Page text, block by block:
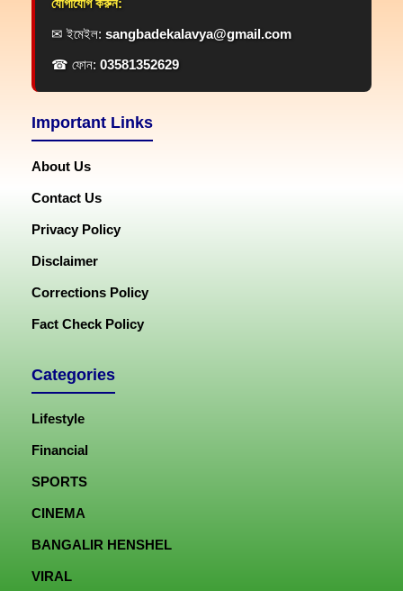
যোগাযোগ করুন:
✉ ইমেইল: sangbadekalavya@gmail.com
☎ ফোন: 03581352629
Important Links
About Us
Contact Us
Privacy Policy
Disclaimer
Corrections Policy
Fact Check Policy
Categories
Lifestyle
Financial
SPORTS
CINEMA
BANGALIR HENSHEL
VIRAL